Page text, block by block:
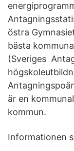
östra
bästa
(Sveriges
är en
kommun.
Informationen